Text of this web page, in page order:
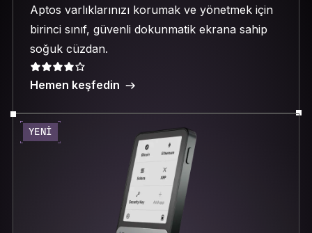
Aptos varlıklarınızı korumak ve yönetmek için
birinci sınıf, güvenli dokunmatik ekrana sahip
soğuk cüzdan.
Hemen keşfedin
YENI